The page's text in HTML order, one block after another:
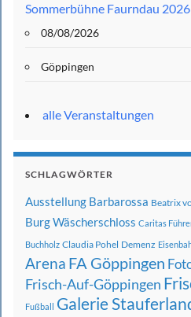
Sommerbühne Faurndau 2026
08/08/2026
Göppingen
alle Veranstaltungen
SCHLAGWÖRTER
Ausstellung Barbarossa Beatrix
Burg Wäscherschloss Caritas
Buchholz Claudia Pohel Demenz
Arena FA Göppingen
Frisch-Auf-Göppingen
Fußball Galerie